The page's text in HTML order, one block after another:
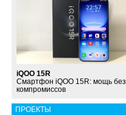
iQOO 15R
Смартфон iQOO 15R: мощь без
компромиссов
ПРОЕКТЫ